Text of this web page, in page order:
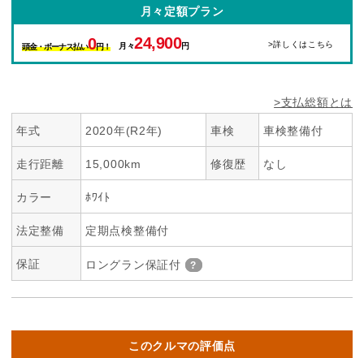
月々定額プラン
頭金・ボーナス払い0円！ 月々24,900円 >詳しくはこちら
>支払総額とは
年式 2020年(R2年) 車検 車検整備付
走行距離 15,000km 修復歴 なし
カラー ﾎﾜｲﾄ
法定整備 定期点検整備付
保証 ロングラン保証付
このクルマの評価点